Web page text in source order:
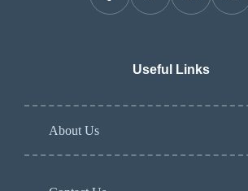
Useful Links
About Us